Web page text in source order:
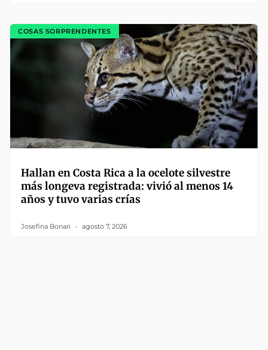
COSAS SORPRENDENTES
Hallan en Costa Rica a la ocelote silvestre
más longeva registrada: vivió al menos 14
años y tuvo varias crías
Josefina Bonari agosto 7, 2026